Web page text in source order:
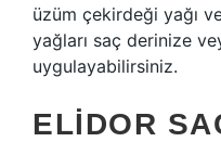
üzüm çekirdeği yağı
yağları saç derinize
uygulayabilirsiniz.
ELIDOR